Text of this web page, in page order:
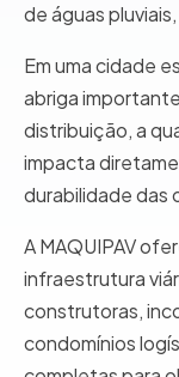
de águas
Em uma cidade
abriga
distribuição, a
impacta
durabilidade das
A MAQUIPAV
infraestrutura
construtoras,
condomínios